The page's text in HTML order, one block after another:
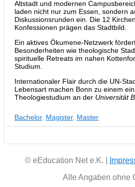
Altstadt und modernen
laden nicht nur zum Essen, sondern
Diskussionsrunden ein. Die 12
Konfessionen prägen das Stadtbild.
Ein aktives Ökumene-Netzwerk
Besonderheiten wie theologische
spirituelle Retreats im nahen
Studium.
Internationaler Flair durch die UN-
Lebensart machen Bonn zu einem
Theologiestudium an der Universität
Bachelor, Magister, Master
© eEducation Net e.K. |
Alle Angaben ohne